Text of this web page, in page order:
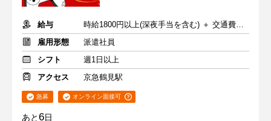
給与
時給1800円以上(深夜手当を含む) ＋ 交通費全額支給
雇用形態
派遣社員
シフト
週1日以上
アクセス
京急鶴見駅
急募 オンライン面接可
あと6日